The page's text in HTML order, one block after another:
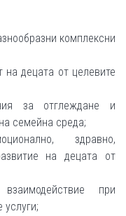
комплексни
на децата от целевите
за отглеждане и
семейна среда;
здравно,
на децата от
при
услуги;